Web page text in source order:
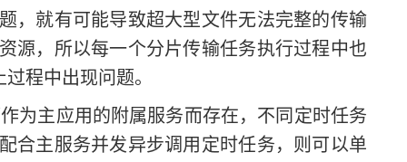
，就有可能导致超大型文件无法完整的传输
源，所以每一个分片传输任务执行过程中也
程中出现问题。
主应用的附属服务而存在，不同定时任务
合主服务并发异步调用定时任务，则可以单